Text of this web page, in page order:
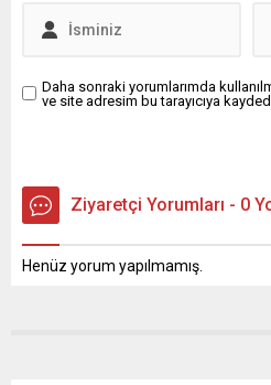
Daha sonraki yorumlarımda
ve site adresim bu tarayıcıya
Ziyaretçi Yorumları - 0
Henüz yorum yapılmamış.